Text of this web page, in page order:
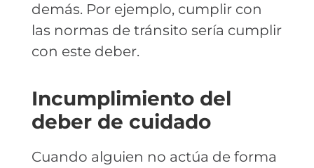
demás. Por ejemplo, cumplir con
las normas de tránsito sería cumplir
con este deber.
Incumplimiento del
deber de cuidado
Cuando alguien no actúa de forma